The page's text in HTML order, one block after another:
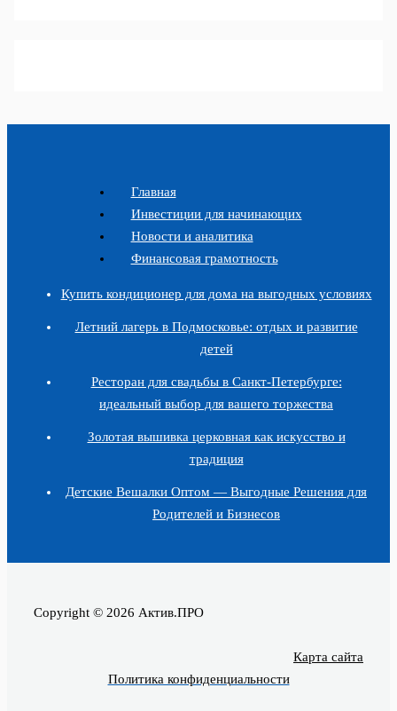
Главная
Инвестиции для начинающих
Новости и аналитика
Финансовая грамотность
Купить кондиционер для дома на выгодных условиях
Летний лагерь в Подмосковье: отдых и развитие
детей
Ресторан для свадьбы в Санкт-Петербурге:
идеальный выбор для вашего торжества
Золотая вышивка церковная как искусство и
традиция
Детские Вешалки Оптом — Выгодные Решения для
Родителей и Бизнесов
Copyright © 2026 Актив.ПРО
Карта сайта
Политика конфиденциальности